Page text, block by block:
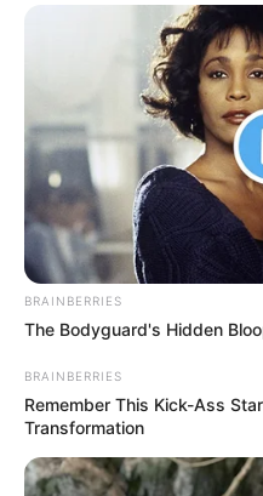
BRAINBERRIES
The Bodyguard's Hidden
BRAINBERRIES
Remember This Kick-Ass
Transformation